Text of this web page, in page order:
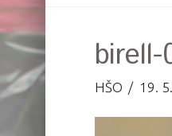
birell-
HŠO 19.